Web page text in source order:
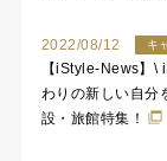
2022/08/12 キ
【iStyle-News】\
わりの新しい自分
設・旅館特集！